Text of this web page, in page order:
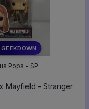
Pops - SP
Mayfield - Stranger